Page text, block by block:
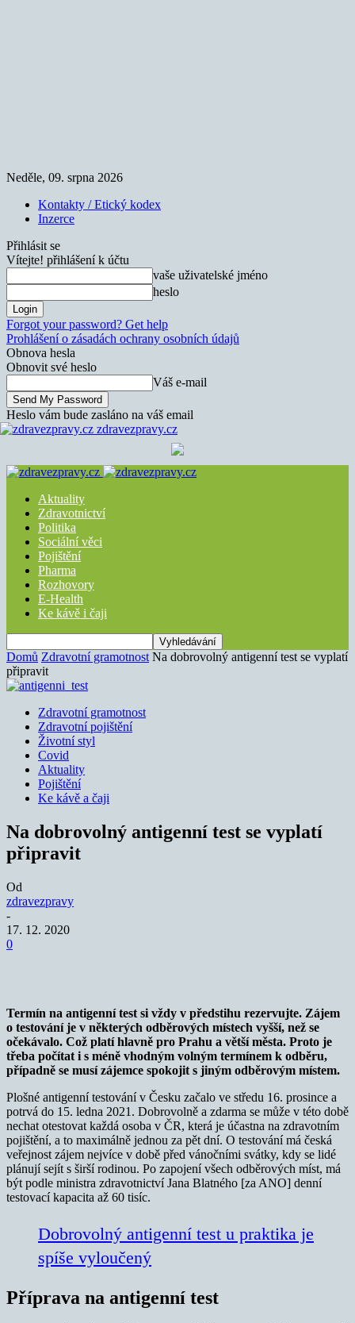
Neděle, 09. srpna 2026
Kontakty / Etický kodex
Inzerce
Přihlásit se
Vítejte! přihlášení k účtu
vaše uživatelské jméno
heslo
Forgot your password? Get help
Prohlášení o zásadách ochrany osobních údajů
Obnova hesla
Obnovit své heslo
Váš e-mail
Heslo vám bude zasláno na váš email
zdravezpravy.cz
Aktuality
Zdravotnictví
Politika
Sociální věci
Pojištění
Pharma
Rozhovory
E-Health
Ke kávě i čaji
Domů Zdravotní gramotnost Na dobrovolný antigenní test se vyplatí
připravit
Zdravotní gramotnost
Zdravotní pojištění
Životní styl
Covid
Aktuality
Pojištění
Ke kávě a čaji
Na dobrovolný antigenní test se vyplatí
připravit
Od
zdravezpravy
-
17. 12. 2020
0
Termín na antigenní test si vždy v předstihu rezervujte. Zájem
o testování je v některých odběrových místech vyšší, než se
očekávalo. Což platí hlavně pro Prahu a větší města. Proto je
třeba počítat i s méně vhodným volným termínem k odběru,
případně se musí zájemce spokojit s jiným odběrovým místem.
Plošné antigenní testování v Česku začalo ve středu 16. prosince a
potrvá do 15. ledna 2021. Dobrovolně a zdarma se může v této době
nechat otestovat každá osoba v ČR, která je účastna na zdravotním
pojištění, a to maximálně jednou za pět dní. O testování má česká
veřejnost zájem nejvíce v době před vánočními svátky, kdy se lidé
plánují sejít s širší rodinou. Po zapojení všech odběrových míst, má
být podle ministra zdravotnictví Jana Blatného [za ANO] denní
testovací kapacita až 60 tisíc.
Dobrovolný antigenní test u praktika je
spíše vyloučený
Příprava na antigenní test